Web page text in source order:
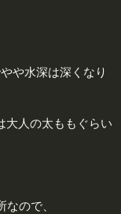
や水深は深くなり
大人の太ももぐらい
ので、